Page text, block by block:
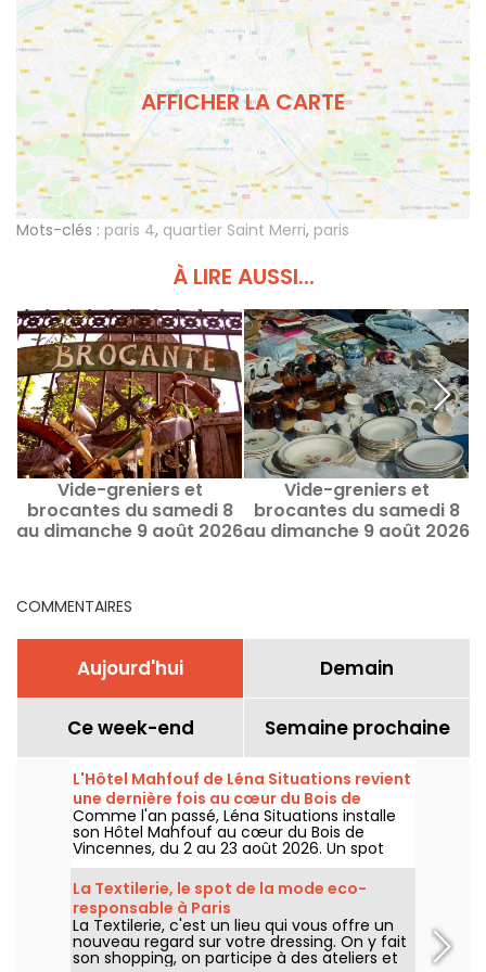
AFFICHER LA CARTE
Mots-clés : paris 4, quartier Saint Merri, paris
À LIRE AUSSI...
Vide-greniers et
brocantes du samedi 8
au dimanche 9 août 2026
Vide-greniers et
brocantes du samedi 8
au dimanche 9 août 2026
COMMENTAIRES
Aujourd'hui Demain
Ce week-end Semaine prochaine
L'Hôtel Mahfouf de Léna Situations revient
une dernière fois au cœur du Bois de
Vincennes
Comme l'an passé, Léna Situations installe
son Hôtel Mahfouf au cœur du Bois de
Vincennes, du 2 au 23 août 2026. Un spot
chill et estival, entre vlogs d'août, shopping,
gourmandises végé et détente, avec un
goût de nostalgie.
La Textilerie, le spot de la mode eco-
responsable à Paris
La Textilerie, c'est un lieu qui vous offre un
nouveau regard sur votre dressing. On y fait
son shopping, on participe à des ateliers et